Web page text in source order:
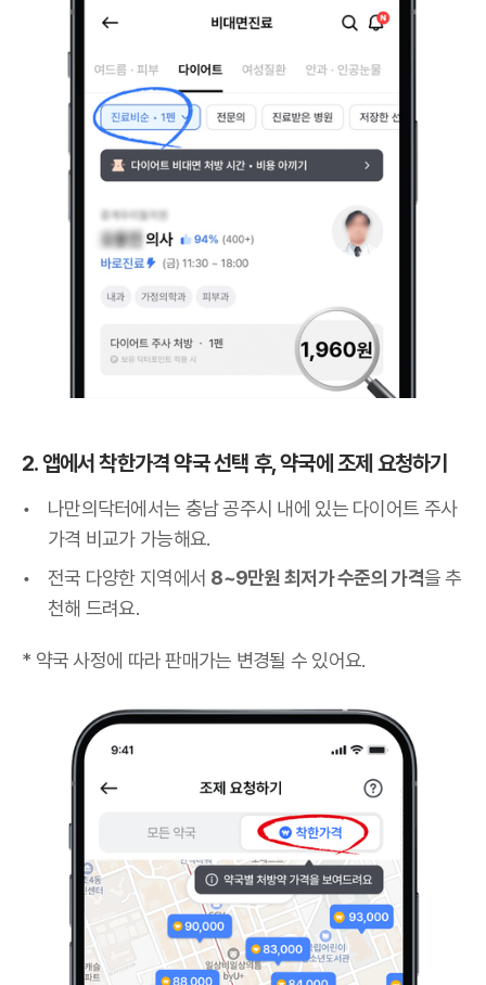
2. 앱에서 착한가격 약국 선택 후, 약국에 조제 요청하기
나만의닥터에서는 충남 공주시 내에 있는 다이어트 주사
가격 비교가 가능해요.
전국 다양한 지역에서 8~9만원 최저가 수준의 가격을 추
천해 드려요.
* 약국 사정에 따라 판매가는 변경될 수 있어요.